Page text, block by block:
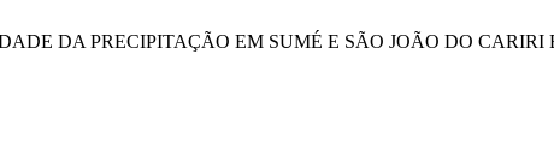
DA PRECIPITAÇÃO EM SUMÉ E SÃO JOÃO DO